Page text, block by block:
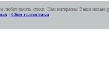
и любит писать стихи. Нам интересны Ваши новые
| Сбор статистики